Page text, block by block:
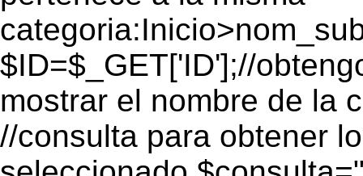
$ID=$_GET['ID'];//
mostrar el nombre de la
//consulta para obtener